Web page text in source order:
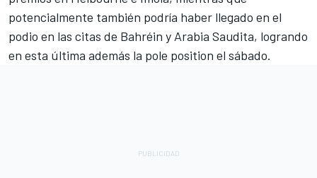
potencialmente también podría haber llegado en el
podio en las citas de Bahréin y Arabia Saudita, logrando
en esta última además la pole position el sábado.